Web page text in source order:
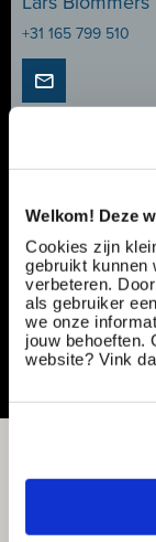
Welkom! Deze
Cookies zijn
gebruikt kunnen
verbeteren.
als gebruiker
we onze
jouw behoeften.
website? Vink
+31 165 799 510
Service
Vacancy number:
Specialization:
Contract type:
Share or